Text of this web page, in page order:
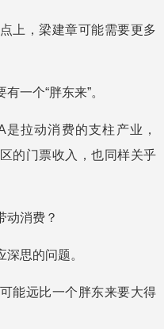
上，梁建章可能需要更多
一个“胖东来”。
拉动消费的支柱产业，
的门票收入，也同样关乎
动消费？
思的问题。
能远比一个胖东来要大得